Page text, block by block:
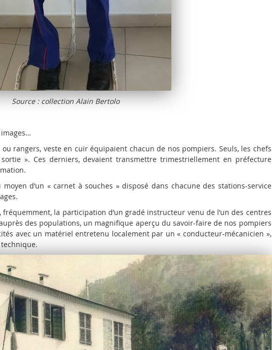
Source : collection Alain Bertolo
rangers, veste en cuir équipaient chacun de nos pompiers. Seuls, les chefs
». Ces derniers, devaient transmettre trimestriellement en préfecture
d’un « carnet à souches » disposé dans chacune des stations-service
la participation d’un gradé instructeur venu de l’un des centres
des populations, un magnifique aperçu du savoir-faire de nos pompiers
avec un matériel entretenu localement par un « conducteur-mécanicien »,